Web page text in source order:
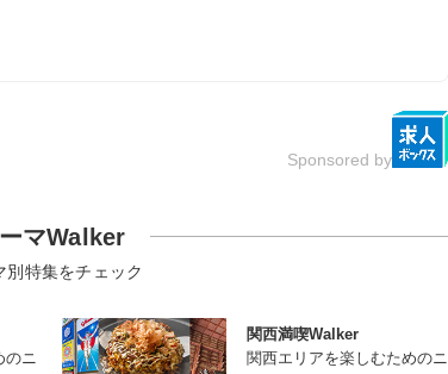
Sponsored by
マWalker
別特集をチェック
のニ
関西満喫Walker
関西エリアを楽しむためのニ